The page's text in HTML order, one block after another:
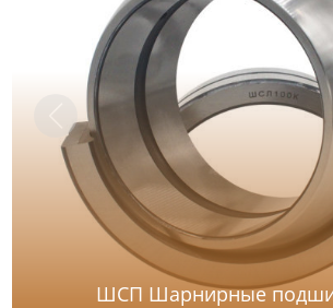
ШСП Шарнирные